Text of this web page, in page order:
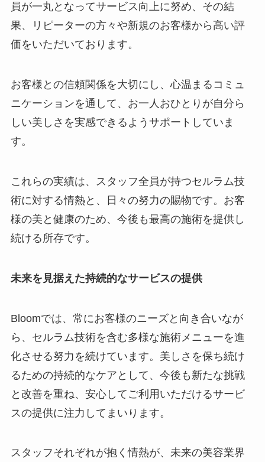
員が一丸となってサービス向上に努め、その結
果、リピーターの方々や新規のお客様から高い評
価をいただいております。
お客様との信頼関係を大切にし、心温まるコミュ
ニケーションを通して、お一人おひとりが自分ら
しい美しさを実感できるようサポートしていま
す。
これらの実績は、スタッフ全員が持つセルラム技
術に対する情熱と、日々の努力の賜物です。お客
様の美と健康のため、今後も最高の施術を提供し
続ける所存です。
未来を見据えた持続的なサービスの提供
Bloomでは、常にお客様のニーズと向き合いなが
ら、セルラム技術を含む多様な施術メニューを進
化させる努力を続けています。美しさを保ち続け
るための持続的なケアとして、今後も新たな挑戦
と改善を重ね、安心してご利用いただけるサービ
スの提供に注力してまいります。
スタッフそれぞれが抱く情熱が、未来の美容業界